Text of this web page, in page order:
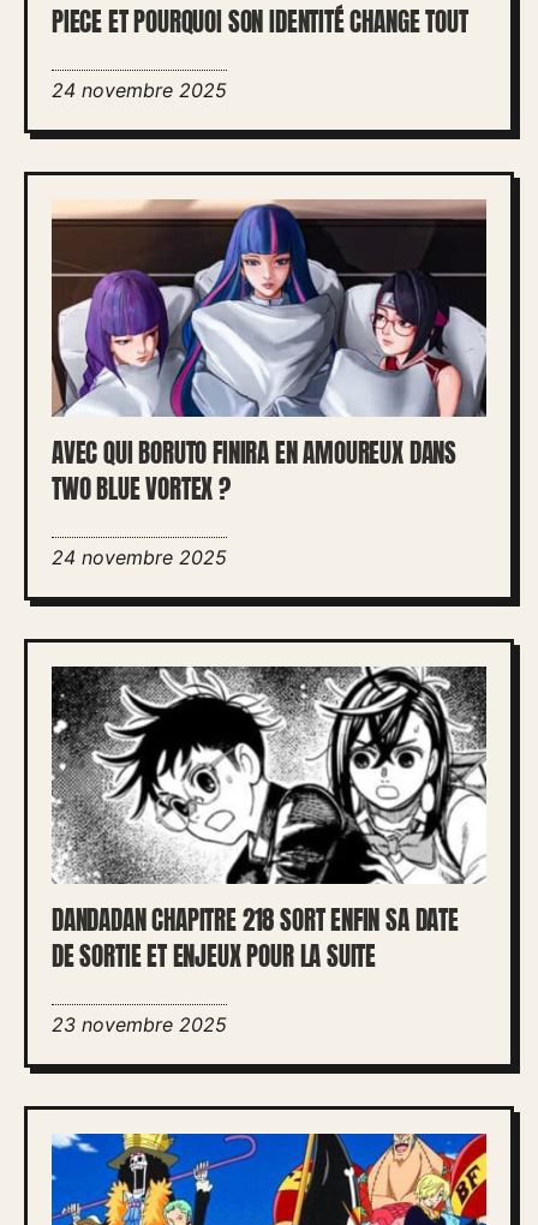
PIECE ET POURQUOI SON IDENTITÉ CHANGE TOUT
24 novembre 2025
AVEC QUI BORUTO FINIRA EN AMOUREUX DANS
TWO BLUE VORTEX ?
24 novembre 2025
DANDADAN CHAPITRE 218 SORT ENFIN SA DATE
DE SORTIE ET ENJEUX POUR LA SUITE
23 novembre 2025